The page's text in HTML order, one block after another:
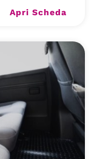
Apri Scheda